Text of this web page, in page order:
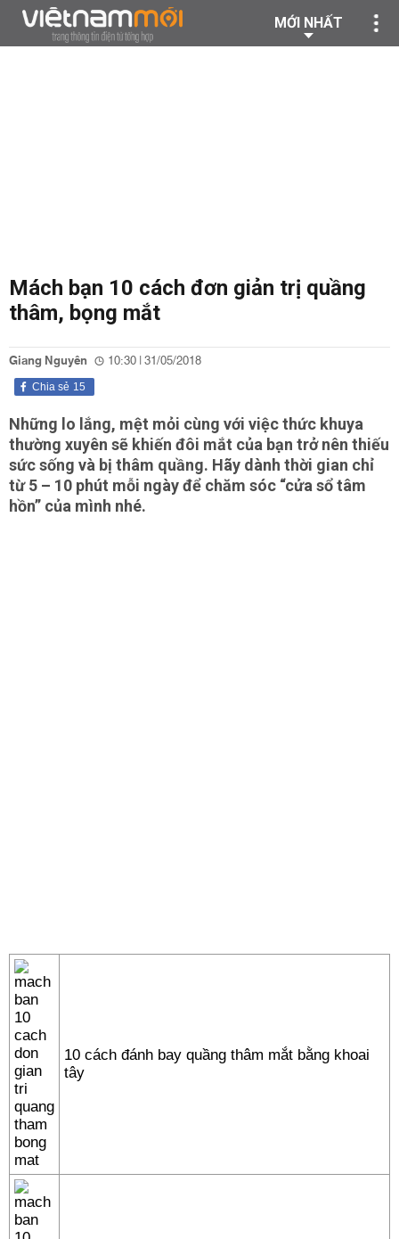
MỚI NHẤT
Mách bạn 10 cách đơn giản trị quầng
thâm, bọng mắt
Giang Nguyên 10:30 | 31/05/2018
15
Chia sẻ
Những lo lắng, mệt mỏi cùng với việc thức khuya
thường xuyên sẽ khiến đôi mắt của bạn trở nên thiếu
sức sống và bị thâm quầng. Hãy dành thời gian chỉ
từ 5 – 10 phút mỗi ngày để chăm sóc “cửa sổ tâm
hồn” của mình nhé.
10 cách đánh bay quầng thâm mắt bằng khoai
tây